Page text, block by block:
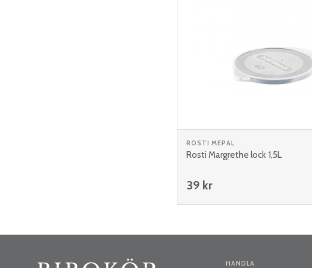
ROSTI MEPAL
Rosti Margrethe lock 1,5L
39 kr
HANDLA